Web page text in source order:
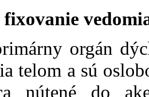
orgán
telom a sú
nútené do